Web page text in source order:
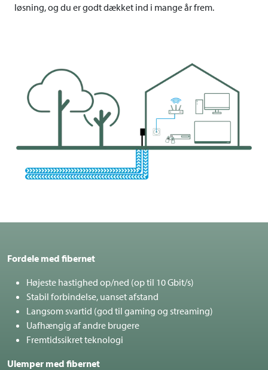
løsning, og du er godt dækket ind i mange år frem.
Fordele med fibernet
Højeste hastighed op/ned (op til 10 Gbit/s)
Stabil forbindelse, uanset afstand
Langsom svartid (god til gaming og streaming)
Uafhængig af andre brugere
Fremtidssikret teknologi
Ulemper med fibernet